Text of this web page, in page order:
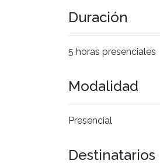
Duración
5 horas presenciales
Modalidad
Presencial
Destinatarios